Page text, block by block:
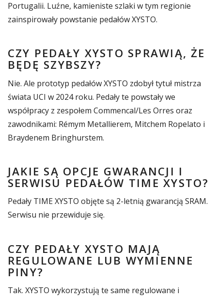
Portugalii. Luźne, kamieniste szlaki w tym regionie
zainspirowały powstanie pedałów XYSTO.
CZY PEDAŁY XYSTO SPRAWIĄ, ŻE
BĘDĘ SZYBSZY?
Nie. Ale prototyp pedałów XYSTO zdobył tytuł mistrza
świata UCI w 2024 roku. Pedały te powstały we
współpracy z zespołem Commencal/Les Orres oraz
zawodnikami: Rémym Metallierem, Mitchem Ropelato i
Braydenem Bringhurstem.
JAKIE SĄ OPCJE GWARANCJI I
SERWISU PEDAŁÓW TIME XYSTO?
Pedały TIME XYSTO objęte są 2-letnią gwarancją SRAM.
Serwisu nie przewiduje się.
CZY PEDAŁY XYSTO MAJĄ
REGULOWANE LUB WYMIENNE
PINY?
Tak. XYSTO wykorzystują te same regulowane i